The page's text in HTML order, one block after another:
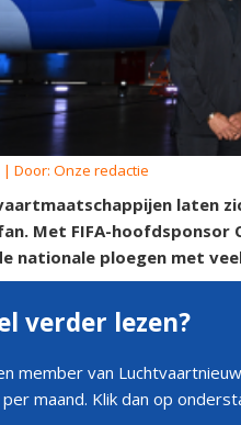
| Door: Onze redactie
laten
Met FIFA-
nationale ploegen met
verder lezen?
member van
maand. Klik dan op